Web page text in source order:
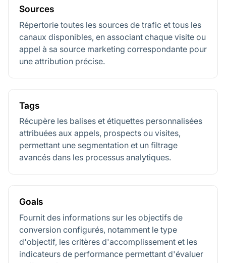
Sources
Répertorie toutes les sources de trafic et tous les
canaux disponibles, en associant chaque visite ou
appel à sa source marketing correspondante pour
une attribution précise.
Tags
Récupère les balises et étiquettes personnalisées
attribuées aux appels, prospects ou visites,
permettant une segmentation et un filtrage
avancés dans les processus analytiques.
Goals
Fournit des informations sur les objectifs de
conversion configurés, notamment le type
d'objectif, les critères d'accomplissement et les
indicateurs de performance permettant d'évaluer